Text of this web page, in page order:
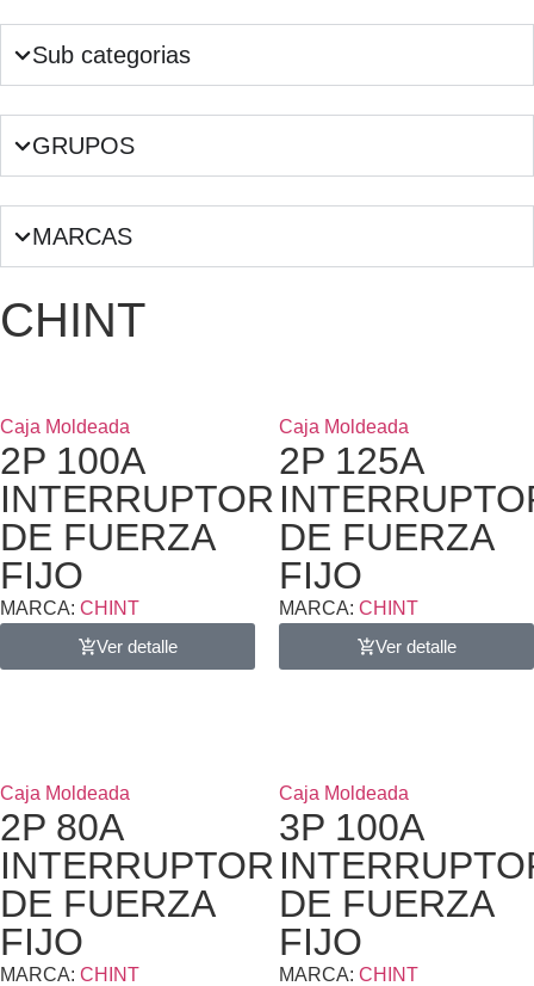
Sub categorias
GRUPOS
MARCAS
CHINT
Caja Moldeada
2P 100A
INTERRUPTOR
DE FUERZA
FIJO
MARCA: CHINT
Ver detalle
Caja Moldeada
2P 125A
DE FUERZA
FIJO
MARCA: CHINT
Ver detalle
Caja Moldeada
2P 80A
INTERRUPTOR
DE FUERZA
FIJO
MARCA: CHINT
Caja Moldeada
3P 100A
DE FUERZA
FIJO
MARCA: CHINT